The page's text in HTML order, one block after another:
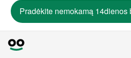
Pradėkite nemokamą